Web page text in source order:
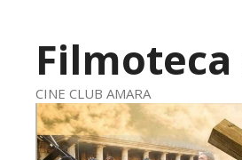
CINE CLUB AMARA